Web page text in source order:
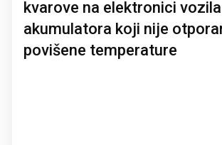
kvarove na elektronici
akumulatora koji nije
povišene temperature